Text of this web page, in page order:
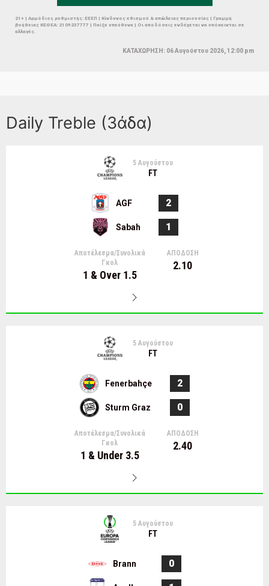
21+ | Αρμόδιος ρυθμιστής: ΕΕΕΠ | Κίνδυνος εθισμού & απώλειας περιουσίας | Γραμμή
βοήθειας ΚΕΘΕΑ: 2109237777 | Παίξε υπεύθυνα | Οι αποδόσεις ενδέχεται να υπόκεινται σε
αλλαγές.
ΚΑΤΑΧΩΡΗΣΗ: 06 Αυγούστου 2026, 12:00 pm
Daily Treble (3άδα)
5 Αυγούστου
FT
AGF
Sabah
2
1
Αποτέλεσμα/Συνολικά
Γκολ
1 & Over 1.5
ΑΠΟΔΟΣΗ
2.10
5 Αυγούστου
FT
Fenerbahçe
Sturm Graz
2
0
Αποτέλεσμα/Συνολικά
Γκολ
1 & Under 3.5
ΑΠΟΔΟΣΗ
2.40
5 Αυγούστου
FT
Brann 0